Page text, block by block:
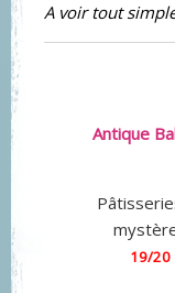
A voir tout
Antique
19/20